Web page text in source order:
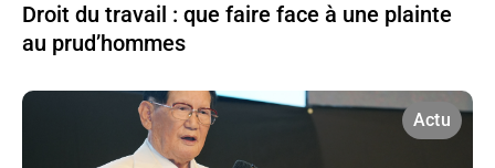
Droit du travail : que faire face à une plainte
au prud’hommes
Actu